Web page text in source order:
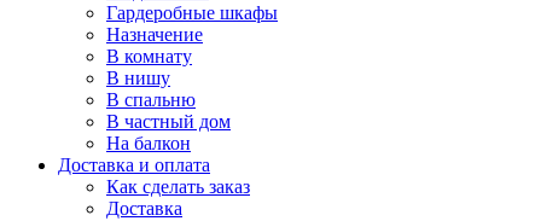
Гардеробные шкафы
Назначение
В комнату
В нишу
В спальню
В частный дом
На балкон
Доставка и оплата
Как сделать заказ
Доставка